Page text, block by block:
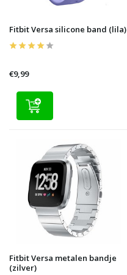
Fitbit Versa silicone band (lila)
€9,99
Fitbit Versa metalen bandje
(zilver)